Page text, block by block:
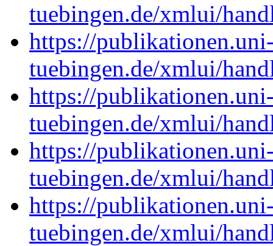
tuebingen.de/xmlui/
https://
tuebingen.de/xmlui/
https://
tuebingen.de/xmlui/
https://
tuebingen.de/xmlui/
https://
tuebingen.de/xmlui/